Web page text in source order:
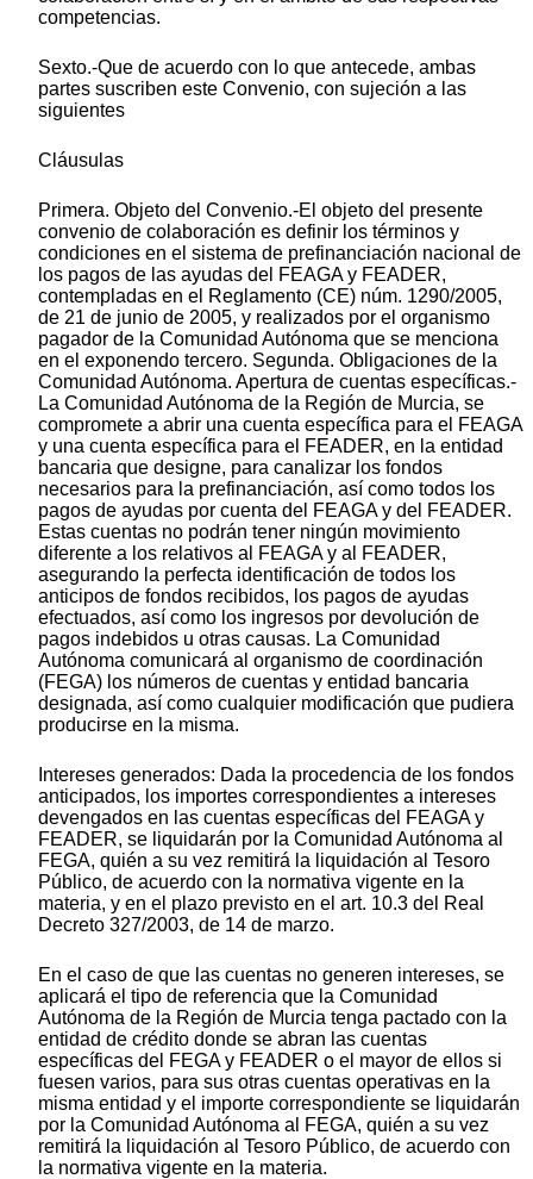
competencias.
Sexto.-Que de acuerdo con lo que antecede, ambas
partes suscriben este Convenio, con sujeción a las
siguientes
Cláusulas
Primera. Objeto del Convenio.-El objeto del presente
convenio de colaboración es definir los términos y
condiciones en el sistema de prefinanciación nacional de
los pagos de las ayudas del FEAGA y FEADER,
contempladas en el Reglamento (CE) núm. 1290/2005,
de 21 de junio de 2005, y realizados por el organismo
pagador de la Comunidad Autónoma que se menciona
en el exponendo tercero. Segunda. Obligaciones de la
Comunidad Autónoma. Apertura de cuentas específicas.-
La Comunidad Autónoma de la Región de Murcia, se
compromete a abrir una cuenta específica para el FEAGA
y una cuenta específica para el FEADER, en la entidad
bancaria que designe, para canalizar los fondos
necesarios para la prefinanciación, así como todos los
pagos de ayudas por cuenta del FEAGA y del FEADER.
Estas cuentas no podrán tener ningún movimiento
diferente a los relativos al FEAGA y al FEADER,
asegurando la perfecta identificación de todos los
anticipos de fondos recibidos, los pagos de ayudas
efectuados, así como los ingresos por devolución de
pagos indebidos u otras causas. La Comunidad
Autónoma comunicará al organismo de coordinación
(FEGA) los números de cuentas y entidad bancaria
designada, así como cualquier modificación que pudiera
producirse en la misma.
Intereses generados: Dada la procedencia de los fondos
anticipados, los importes correspondientes a intereses
devengados en las cuentas específicas del FEAGA y
FEADER, se liquidarán por la Comunidad Autónoma al
FEGA, quién a su vez remitirá la liquidación al Tesoro
Público, de acuerdo con la normativa vigente en la
materia, y en el plazo previsto en el art. 10.3 del Real
Decreto 327/2003, de 14 de marzo.
En el caso de que las cuentas no generen intereses, se
aplicará el tipo de referencia que la Comunidad
Autónoma de la Región de Murcia tenga pactado con la
entidad de crédito donde se abran las cuentas
específicas del FEGA y FEADER o el mayor de ellos si
fuesen varios, para sus otras cuentas operativas en la
misma entidad y el importe correspondiente se liquidarán
por la Comunidad Autónoma al FEGA, quién a su vez
remitirá la liquidación al Tesoro Público, de acuerdo con
la normativa vigente en la materia.